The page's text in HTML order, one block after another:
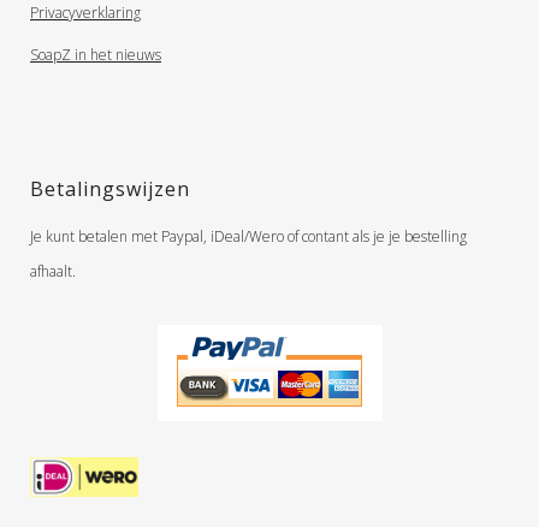
Privacyverklaring
SoapZ in het nieuws
Betalingswijzen
Je kunt betalen met Paypal, iDeal/Wero of contant als je je bestelling
afhaalt.